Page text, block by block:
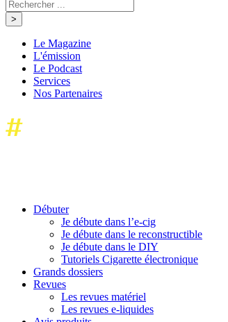
Le Magazine
L'émission
Le Podcast
Services
Nos Partenaires
Débuter
Je débute dans l’e-cig
Je débute dans le reconstructible
Je débute dans le DIY
Tutoriels Cigarette électronique
Grands dossiers
Revues
Les revues matériel
Les revues e-liquides